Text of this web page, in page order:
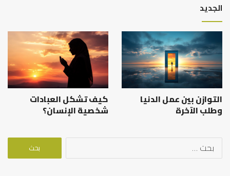
الجديد
التوازن بين عمل الدنيا
وطلب الآخرة
كيف تشكل العبادات
شخصية الإنسان؟
البحث